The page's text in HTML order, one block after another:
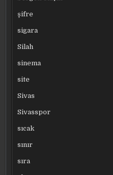
şifre
sigara
Silah
sinema
site
Sivas
Sivasspor
sıcak
sınır
sıra